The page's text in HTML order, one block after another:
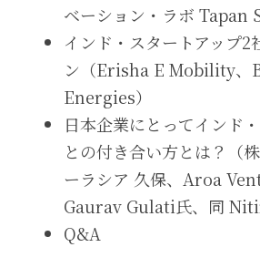
ベーション・ラボ Tapan
インド・スタートアップ2
ン（Erisha E Mobility、
Energies）
日本企業にとってインド
との付き合い方とは？（
ーラシア 久保、Aroa
Gaurav Gulati氏、同
Q&A